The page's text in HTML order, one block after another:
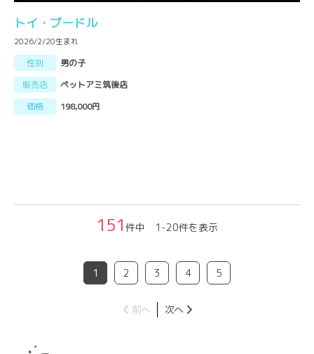
トイ・プードル
2026/2/20生まれ
性別
男の子
販売店
ペットアミ筑後店
価格
198,000円
151 件中 1-20件を表示
1 2 3 4 5
前へ 次へ